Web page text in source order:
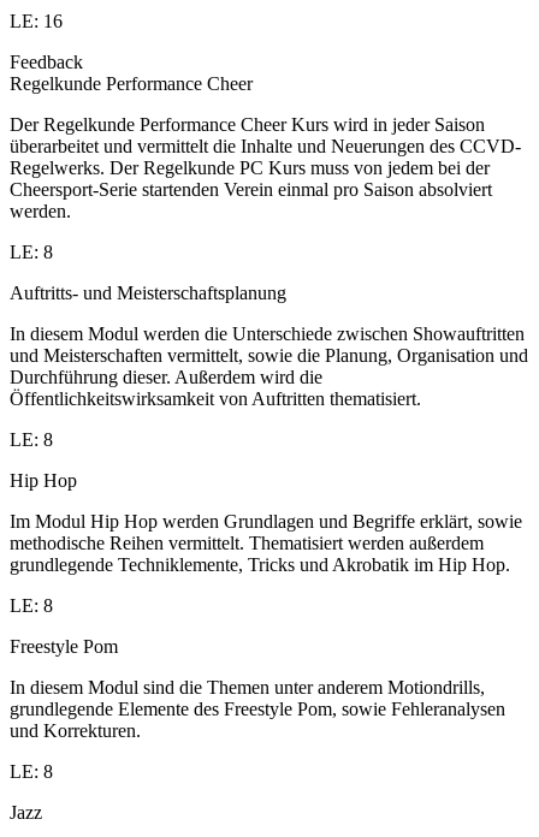
LE: 16
Feedback
Regelkunde Performance Cheer
Der Regelkunde Performance Cheer Kurs wird in jeder Saison
überarbeitet und vermittelt die Inhalte und Neuerungen des CCVD-
Regelwerks. Der Regelkunde PC Kurs muss von jedem bei der
Cheersport-Serie startenden Verein einmal pro Saison absolviert
werden.
LE: 8
Auftritts- und Meisterschaftsplanung
In diesem Modul werden die Unterschiede zwischen Showauftritten
und Meisterschaften vermittelt, sowie die Planung, Organisation und
Durchführung dieser. Außerdem wird die
Öffentlichkeitswirksamkeit von Auftritten thematisiert.
LE: 8
Hip Hop
Im Modul Hip Hop werden Grundlagen und Begriffe erklärt, sowie
methodische Reihen vermittelt. Thematisiert werden außerdem
grundlegende Techniklemente, Tricks und Akrobatik im Hip Hop.
LE: 8
Freestyle Pom
In diesem Modul sind die Themen unter anderem Motiondrills,
grundlegende Elemente des Freestyle Pom, sowie Fehleranalysen
und Korrekturen.
LE: 8
Jazz